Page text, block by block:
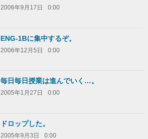
2006年9月17日 0:00
ENG-1Bに集中するぞ。
2006年12月5日 0:00
毎日毎日授業は進んでいく…。
2005年1月27日 0:00
ドロップした。
2005年9月3日 0:00